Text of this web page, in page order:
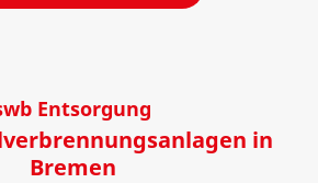
Entsorgung
in
Bremen